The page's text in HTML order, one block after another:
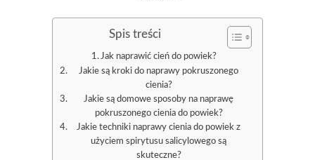
Spis treści
Jak naprawić cień do powiek?
Jakie są kroki do naprawy pokruszonego
cienia?
Jakie są domowe sposoby na naprawę
pokruszonego cienia do powiek?
Jakie techniki naprawy cienia do powiek z
użyciem spirytusu salicylowego są
skuteczne?